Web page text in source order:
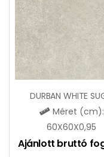
Méret (cm):
60X60X0,95